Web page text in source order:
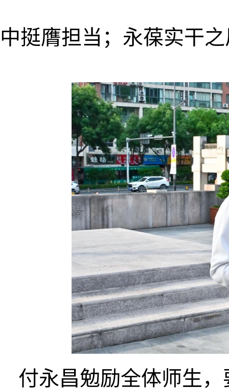
中挺膺担当；永葆实干
付永昌勉励全体师生